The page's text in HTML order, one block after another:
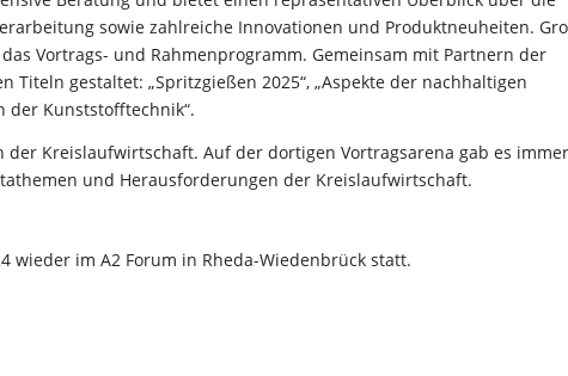
sowie zahlreiche Innovationen und Produktneuheiten.
Vortrags- und Rahmenprogramm. Gemeinsam mit Partnern der
Titeln gestaltet: „Spritzgießen 2025“, „Aspekte der nachhaltigen
der Kunststofftechnik“.
der Kreislaufwirtschaft. Auf der dortigen Vortragsarena gab es immer
und Herausforderungen der Kreislaufwirtschaft.
wieder im A2 Forum in Rheda-Wiedenbrück statt.